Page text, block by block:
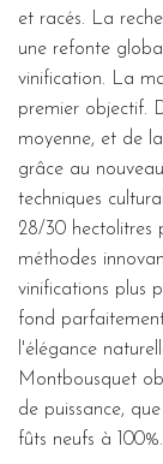
et racés. La
une refonte
vinification. La
premier objectif.
moyenne, et de
grâce au
techniques
28/30 hectolitres
méthodes
vinifications plus
fond
l'élégance
Montbousquet
de puissance,
fûts neufs à 100%.